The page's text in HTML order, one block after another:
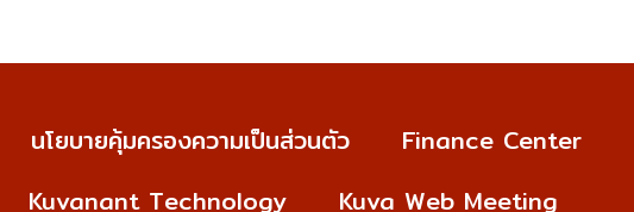
นโยบายคุ้มครองความเป็นส่วนตัว Finance Center
Kuvanant Technology
Kuva Web Meeting